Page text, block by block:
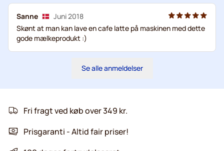
Sanne
Juni 2018
Skønt at man kan lave en cafe latte på maskinen med dette
gode mælkeprodukt :)
Se alle anmeldelser
Fri fragt ved køb over 349 kr.
Prisgaranti - Altid fair priser!